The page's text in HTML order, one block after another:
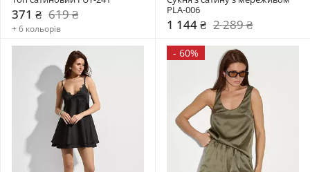
371 ₴ 619 ₴
+ 6 кольорів
PLA-006
1 144 ₴ 2 289 ₴
- 60%